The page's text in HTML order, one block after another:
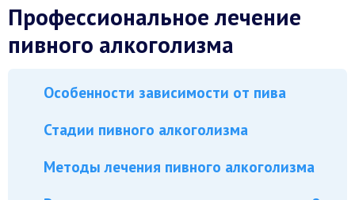
Профессиональное лечение
пивного алкоголизма
Особенности зависимости от пива
Стадии пивного алкоголизма
Методы лечения пивного алкоголизма